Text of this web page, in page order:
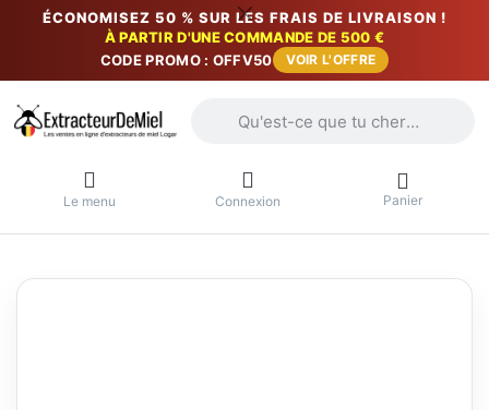
ÉCONOMISEZ 50 % SUR LES FRAIS DE LIVRAISON !
À PARTIR D'UNE COMMANDE DE 500 €
CODE PROMO : OFFV50
VOIR L'OFFRE
Le menu Connexion Panier